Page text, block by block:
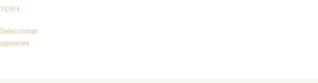
15,95 €
Seleccionar
opciones